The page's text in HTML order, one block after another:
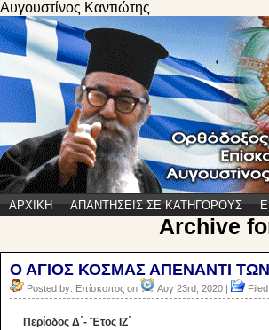
Αυγουστίνος Καντιώτης
ΑΡΧΙΚΗ ΑΠΑΝΤΗΣΕΙΣ ΣΕ ΚΑΤΗΓΟΡΟΥΣ
Archive
Ο ΑΓΙΟΣ ΚΟΣΜΑΣ ΑΠΕΝΑΝΤΙ
Posted by: Επίσκοπος on Αυγ 23rd, 2020 |
Περίοδος Δ΄- Ἔτος ΙΖ΄